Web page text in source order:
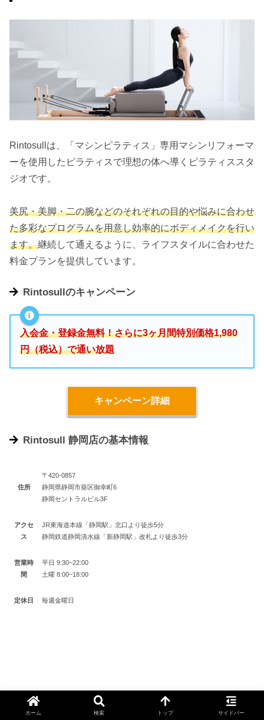
Rintosullは、「マシンピラティス」専用マシンリフォーマ
ーを使用したピラティスで理想の体へ導くピラティススタ
ジオです。
美尻・美脚・二の腕などのそれぞれの目的や悩みに合わせ
た多彩なプログラムを用意し効率的にボディメイクを行い
ます。継続して通えるように、ライフスタイルに合わせた
料金プランを提供しています。
Rintosullのキャンペーン
入会金・登録金無料！さらに3ヶ月間特別価格1,980
円（税込）で通い放題
キャンペーン詳細
Rintosull 静岡店の基本情報
住所
〒420-0857
静岡県静岡市葵区御幸町6
静岡セントラルビル3F
アクセ
ス
JR東海道本線「静岡駅」北口より徒歩5分
静岡鉄道静岡清水線「新静岡駅」改札より徒歩3分
営業時
間
平日 9:30~22:00
土曜 8:00~18:00
定休日 毎週金曜日
地図ホーム 検索 トップ サイドバー